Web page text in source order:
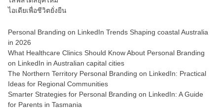
ไอเดียเพื่อชีวิตยั่งยืน
Personal Branding on LinkedIn Trends Shaping coastal Australia
in 2026
What Healthcare Clinics Should Know About Personal Branding
on LinkedIn in Australian capital cities
The Northern Territory Personal Branding on LinkedIn: Practical
Ideas for Regional Communities
Smarter Strategies for Personal Branding on LinkedIn: A Guide
for Parents in Tasmania